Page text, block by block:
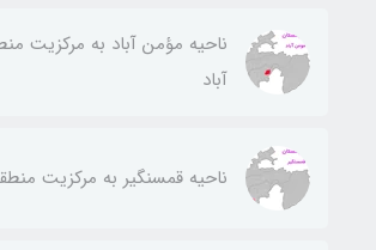
ناحيه مؤمن آباد به مركزيت
آباد
ناحيه قمسنگير به مركزيت